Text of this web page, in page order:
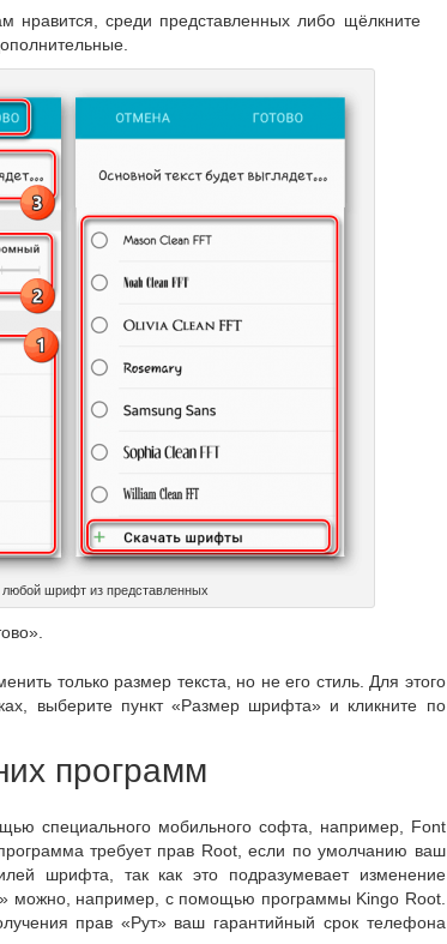
нравится, среди представленных либо щёлкните
шрифт из представленных
только размер текста, но не его стиль. Для этого
выберите пункт «Размер шрифта» и кликните по
программ
специального мобильного софта, например, Font
требует прав Root, если по умолчанию ваш
шрифта, так как это подразумевает изменение
можно, например, с помощью программы Kingo Root.
прав «Рут» ваш гарантийный срок телефона